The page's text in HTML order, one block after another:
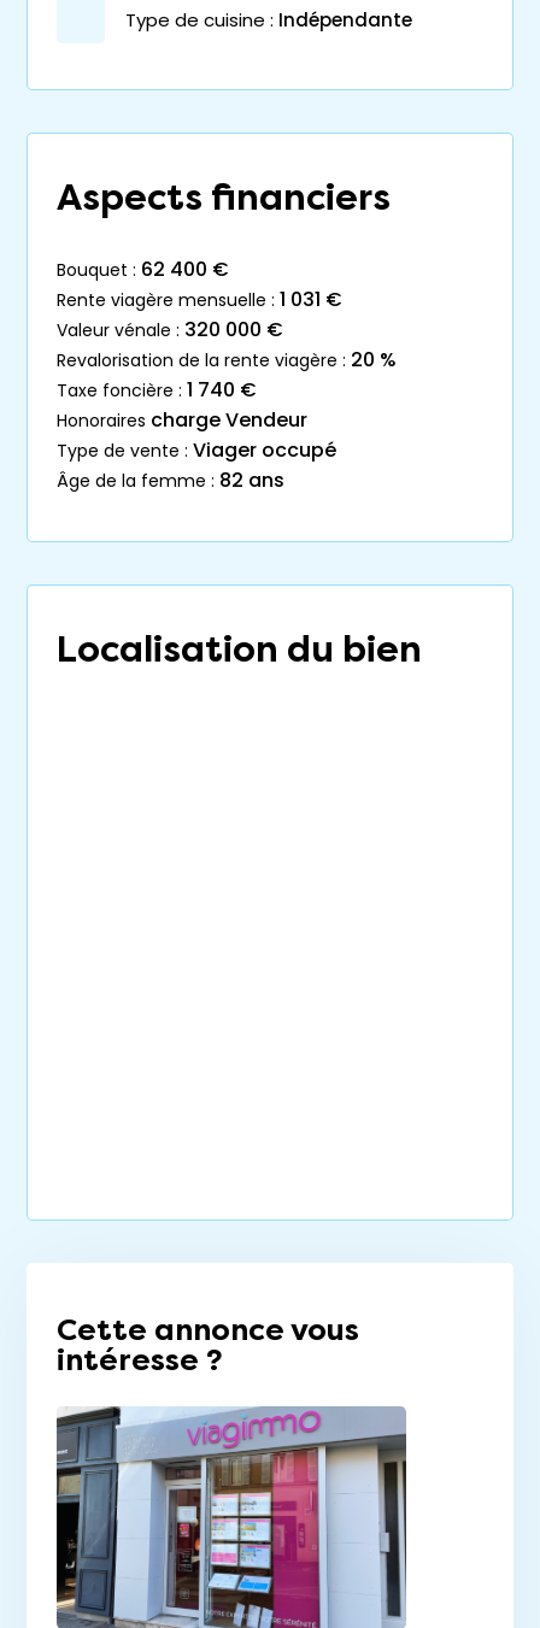
Type de cuisine : Indépendante
Aspects financiers
bouquet : 62 400 €
rente viagère mensuelle : 1 031 €
valeur vénale : 320 000 €
revalorisation de la rente viagère : 20 %
taxe foncière : 1 740 €
honoraires charge Vendeur
type de vente : Viager occupé
âge de la femme : 82 ans
Localisation du bien
Cette annonce vous
intéresse ?